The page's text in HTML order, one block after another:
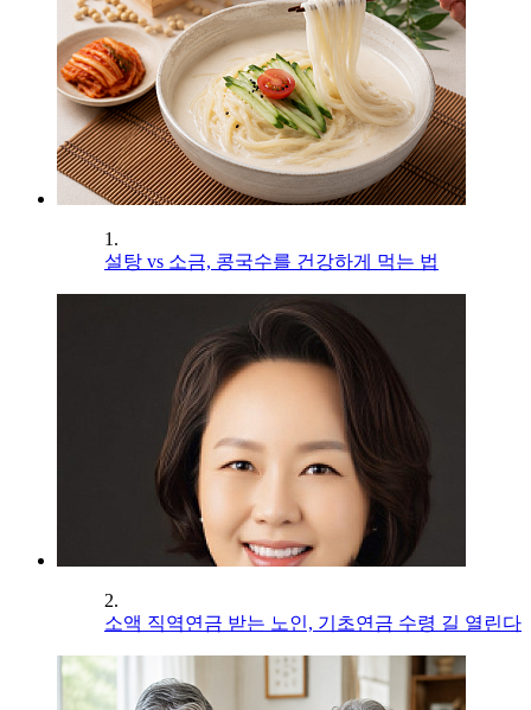
1.
설탕 vs 소금, 콩국수를 건강하게 먹는 법
2.
소액 직역연금 받는 노인, 기초연금 수령 길 열린다